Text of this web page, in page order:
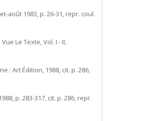
août 1983, p. 26-31, repr. coul.
Le Texte, Vol. I - II,
: Art Édition, 1988, cit. p. 286,
p. 283-317, cit. p. 286, repr.